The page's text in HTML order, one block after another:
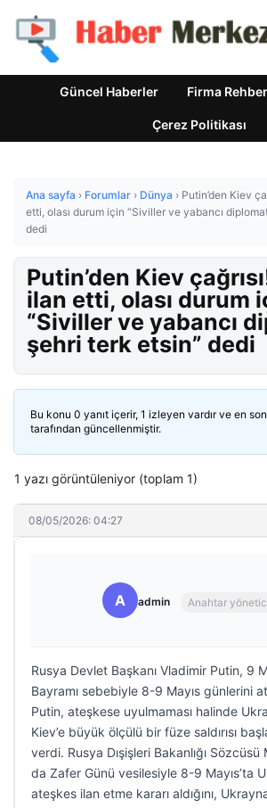
Güncel Haberler Firma
Çerez Politikası
Ana sayfa › Forumlar › Dünya › Putin’den Kiev
etti, olası durum için “Siviller ve yabancı
dedi
Putin’den Kiev
ilan etti, olası durum
“Siviller ve yabancı
şehri terk etsin” dedi
Bu konu 0 yanıt içerir, 1 izleyen vardır ve en son
tarafından güncellenmiştir.
1 yazı görüntüleniyor (toplam 1)
08/05/2026: 04:27
A admin Anahtar
Rusya Devlet Başkanı Vladimir Putin, 9
Bayramı sebebiyle 8-9 Mayıs günlerini
Putin, ateşkese uyulmaması halinde
Kiev’e büyük ölçülü bir füze saldırısı
verdi. Rusya Dışişleri Bakanlığı
da Zafer Günü vesilesiyle 8-9 Mayıs’ta
ateşkes ilan etme kararı aldığını,